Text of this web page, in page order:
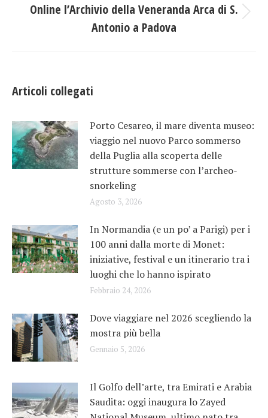
post
Prossimo
post:
Online l’Archivio della Veneranda Arca di S.
Antonio a Padova
Articoli collegati
Porto Cesareo, il mare diventa museo:
viaggio nel nuovo Parco sommerso
della Puglia alla scoperta delle
strutture sommerse con l’archeo-
snorkeling
Agosto 3, 2026
In Normandia (e un po’ a Parigi) per i
100 anni dalla morte di Monet:
iniziative, festival e un itinerario tra i
luoghi che lo hanno ispirato
Febbraio 24, 2026
Dove viaggiare nel 2026 scegliendo la
mostra più bella
Gennaio 5, 2026
Il Golfo dell’arte, tra Emirati e Arabia
Saudita: oggi inaugura lo Zayed